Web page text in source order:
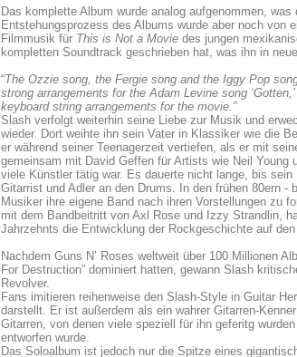
Das komplette Album wurde analog aufgenommen,
Entstehungsprozess des Albums wurde aber noch
Filmmusik für This is Not a Movie des jungen
kompletten Soundtrack geschrieben hat, was ihn in
“The Ozzie song, the Fergie song and the Iggy Pop
strong arrangements for the Adam Levine song
keyboard string arrangements for the movie.”
Slash verfolgt weiterhin seine Liebe zur Musik und
wieder. Dort weihte ihn sein Vater in Klassiker wie die
er während seiner Teenagerzeit vertiefen, als er mit
gemeinsam mit David Geffen für Artists wie Neil
viele Künstler tätig war. Es dauerte nicht lange, bis
Gitarrist und Adler an den Drums. In den frühen 80ern
Musiker ihre eigene Band nach ihren Vorstellungen zu
mit dem Bandbeitritt von Axl Rose und Izzy Strandlin,
Jahrzehnts die Entwicklung der Rockgeschichte auf
Nachdem Guns N’ Roses weltweit über 100 Millionen
For Destruction” dominiert hatten, gewann Slash
Revolver.
Fans imitieren reihenweise den Slash-Style in Guitar
darstellt. Er ist außerdem als ein wahrer Gitarren-
Gitarren, von denen viele speziell für ihn geferitg
entworfen wurde.
Das Soloalbum ist jedoch nur die Spitze eines